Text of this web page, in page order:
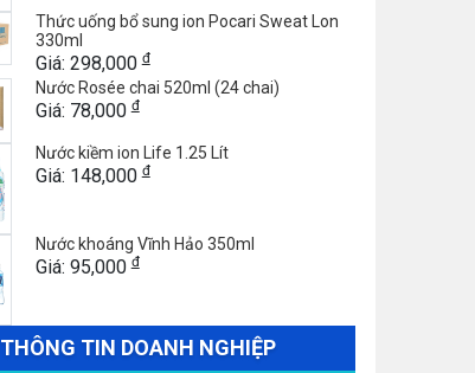
Thức uống bổ sung ion Pocari Sweat Lon
330ml
Giá: 298,000đ
Nước Rosée chai 520ml (24 chai)
Giá: 78,000đ
Nước kiềm ion Life 1.25 Lít
Giá: 148,000đ
Nước khoáng Vĩnh Hảo 350ml
Giá: 95,000đ
THÔNG TIN DOANH NGHIỆP